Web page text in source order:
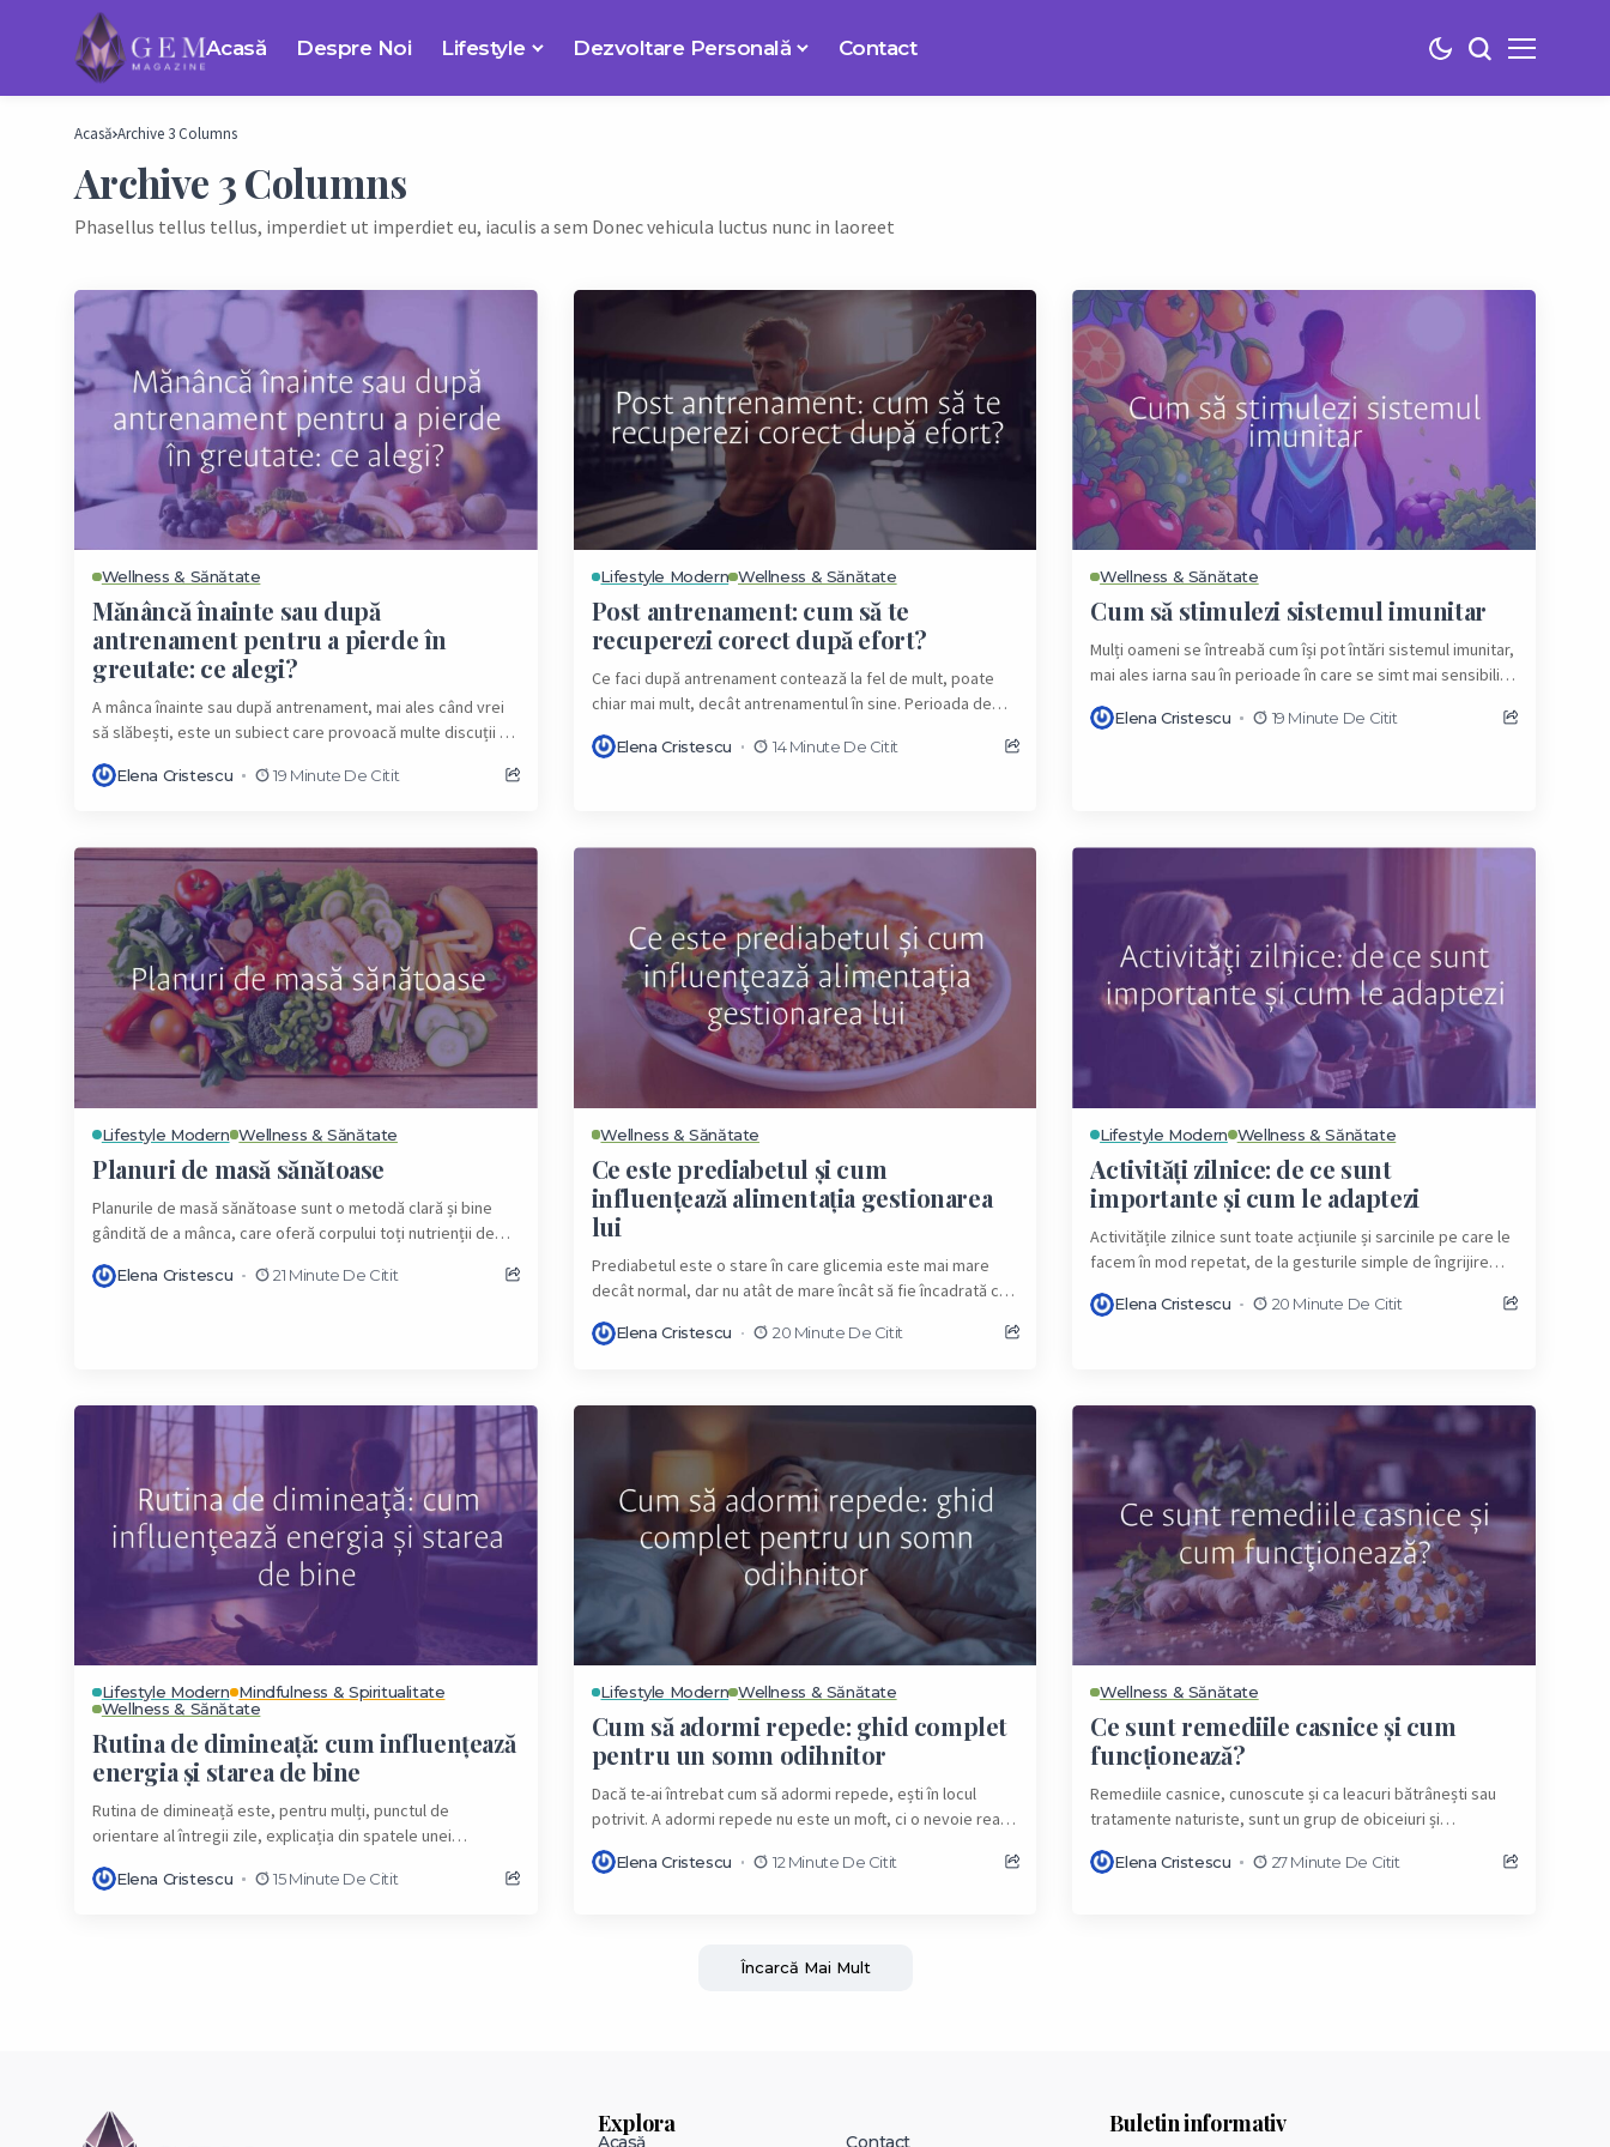
Acasă Despre Noi Lifestyle Dezvoltare Personală Contact
Acasă Archive 3 Columns
Archive 3 Columns
Phasellus tellus tellus, imperdiet ut imperdiet eu, iaculis a sem Donec vehicula luctus nunc in laoreet
Wellness & Sănătate
Mănâncă înainte sau după
antrenament pentru a pierde în
greutate: ce alegi?
A mânca înainte sau după antrenament, mai ales când vrei
să slăbești, este un subiect care provoacă multe discuții și
Elena Cristescu 19 Minute De Citit
Lifestyle Modern Wellness & Sănătate
Post antrenament: cum să te
recuperezi corect după efort?
Ce faci după antrenament contează la fel de mult, poate
chiar mai mult, decât antrenamentul în sine. Perioada de
Elena Cristescu 14 Minute De Citit
Wellness & Sănătate
Cum să stimulezi sistemul imunitar
Mulți oameni se întreabă cum își pot întări sistemul imunitar,
mai ales iarna sau în perioade în care se simt mai sensibili.
Elena Cristescu 19 Minute De Citit
Lifestyle Modern Wellness & Sănătate
Planuri de masă sănătoase
Planurile de masă sănătoase sunt o metodă clară și bine
gândită de a mânca, care oferă corpului toți nutrienții de
Elena Cristescu 21 Minute De Citit
Wellness & Sănătate
Ce este prediabetul și cum
influențează alimentația gestionarea
lui
Prediabetul este o stare în care glicemia este mai mare
decât normal, dar nu atât de mare încât să fie încadrată ca
Elena Cristescu 20 Minute De Citit
Lifestyle Modern Wellness & Sănătate
Activități zilnice: de ce sunt
importante și cum le adaptezi
Activitățile zilnice sunt toate acțiunile și sarcinile pe care le
facem în mod repetat, de la gesturile simple de îngrijire
Elena Cristescu 20 Minute De Citit
Lifestyle Modern Mindfulness & Spiritualitate
Wellness & Sănătate
Rutina de dimineață: cum influențează
energia și starea de bine
Rutina de dimineață este, pentru mulți, punctul de
orientare al întregii zile, explicația din spatele unei
Elena Cristescu 15 Minute De Citit
Lifestyle Modern Wellness & Sănătate
Cum să adormi repede: ghid complet
pentru un somn odihnitor
Dacă te-ai întrebat cum să adormi repede, ești în locul
potrivit. A adormi repede nu este un moft, ci o nevoie reală
Elena Cristescu 12 Minute De Citit
Wellness & Sănătate
Ce sunt remediile casnice și cum
funcționează?
Remediile casnice, cunoscute și ca leacuri bătrânești sau
tratamente naturiste, sunt un grup de obiceiuri și
Elena Cristescu 27 Minute De Citit
Încarcă Mai Mult
Explora Buletin informativ